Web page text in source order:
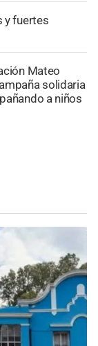
y fuertes
Mateo
solidaria
a niños